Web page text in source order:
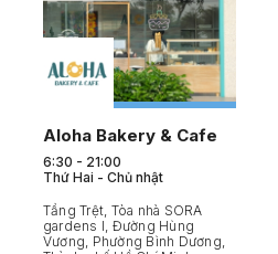
Aloha Bakery & Cafe
6:30 - 21:00
Thứ Hai - Chủ nhật
Tầng Trệt, Tòa nhà SORA
gardens I, Đường Hùng
Vương, Phường Bình Dương,